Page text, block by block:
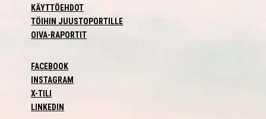
KÄYTTÖEHDOT
TÖIHIN JUUSTOPORTILLE
OIVA-RAPORTIT
FACEBOOK
INSTAGRAM
X-TILI
LINKEDIN